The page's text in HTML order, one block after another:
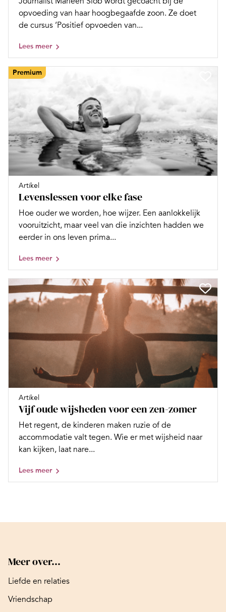
opvoeding van haar hoogbegaafde zoon. Ze doet
de cursus ‘Positief opvoeden van...
Lees meer
Premium
Artikel
Levenslessen voor elke fase
Hoe ouder we worden, hoe wijzer. Een aanlokkelijk
vooruitzicht, maar veel van die inzichten hadden we
eerder in ons leven prima...
Lees meer
Artikel
Vijf oude wijsheden voor een zen-zomer
Het regent, de kinderen maken ruzie of de
accommodatie valt tegen. Wie er met wijsheid naar
kan kijken, laat nare...
Lees meer
Meer over...
Liefde en relaties
Vriendschap